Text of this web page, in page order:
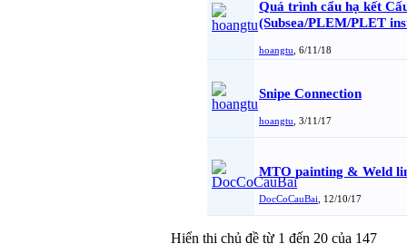
Quá trình cẩu hạ kết
(Subsea/PLEM/PLET
hoangtu 6/11/18
Snipe Connection
hoangtu 3/11/17
MTO painting & Weld
DocCoCauBai 12/10/17
Hiển thị chủ đề từ 1 đến 20 của 147